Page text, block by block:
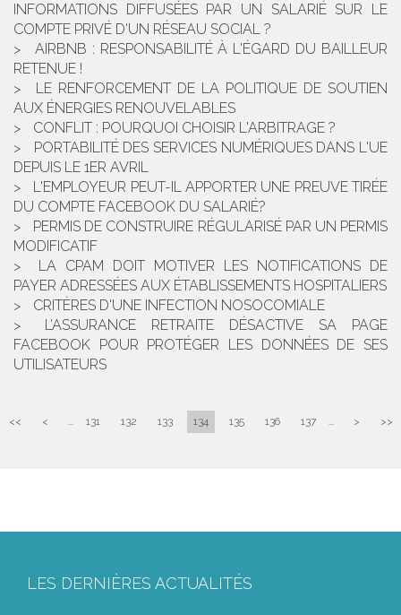
INFORMATIONS DIFFUSÉES PAR UN SALARIÉ SUR LE
COMPTE PRIVÉ D'UN RÉSEAU SOCIAL ?
AIRBNB : RESPONSABILITÉ À L'ÉGARD DU BAILLEUR
RETENUE !
LE RENFORCEMENT DE LA POLITIQUE DE SOUTIEN
AUX ÉNERGIES RENOUVELABLES
CONFLIT : POURQUOI CHOISIR L'ARBITRAGE ?
PORTABILITÉ DES SERVICES NUMÉRIQUES DANS L'UE
DEPUIS LE 1ER AVRIL
L'EMPLOYEUR PEUT-IL APPORTER UNE PREUVE TIRÉE
DU COMPTE FACEBOOK DU SALARIÉ?
PERMIS DE CONSTRUIRE RÉGULARISÉ PAR UN PERMIS
MODIFICATIF
LA CPAM DOIT MOTIVER LES NOTIFICATIONS DE
PAYER ADRESSÉES AUX ÉTABLISSEMENTS HOSPITALIERS
CRITÈRES D'UNE INFECTION NOSOCOMIALE
L’ASSURANCE RETRAITE DÉSACTIVE SA PAGE
FACEBOOK POUR PROTÉGER LES DONNÉES DE SES
UTILISATEURS
<< < ... 131 132 133 134 135 136 137 ... > >>
LES DERNIÈRES ACTUALITÉS